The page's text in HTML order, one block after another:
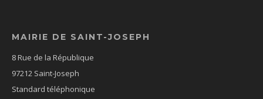
MAIRIE DE SAINT-JOSEPH
8 Rue de la République
97212 Saint-Joseph
Standard téléphonique